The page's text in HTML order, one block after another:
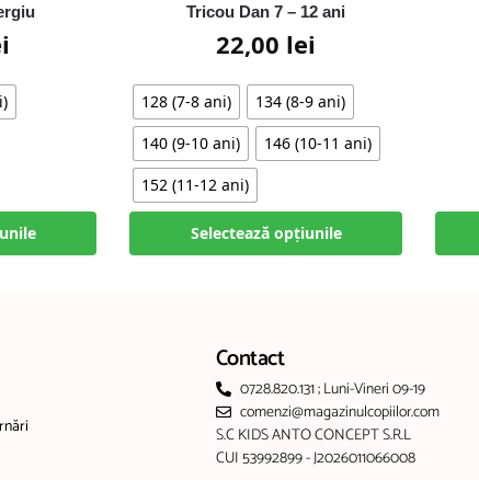
Tricou Dan 7 – 12 ani
22,00 lei
128 (7-8 ani)
134 (8-9 ani)
140 (9-10 ani)
146 (10-11 ani)
152 (11-12 ani)
Selectează opțiunile
Contact
0728.820.131 ; Luni-Vineri 09-19
comenzi@magazinulcopiilor.com
S.C KIDS ANTO CONCEPT S.R.L
CUI 53992899 - J2026011066008